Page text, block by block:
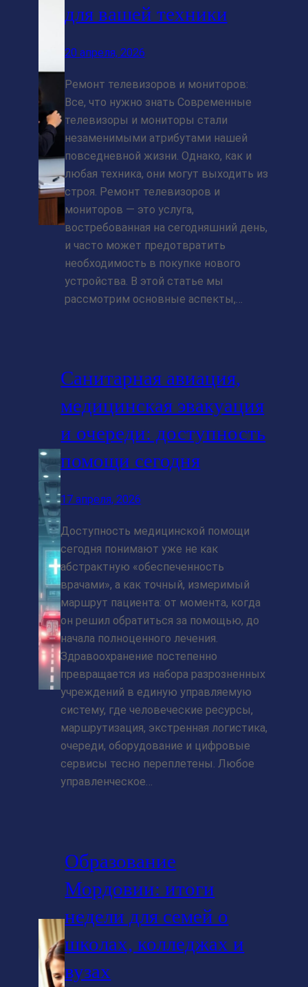
для вашей техники
20 апреля, 2026
Ремонт телевизоров и мониторов:
Все, что нужно знать Современные
телевизоры и мониторы стали
незаменимыми атрибутами нашей
повседневной жизни. Однако, как и
любая техника, они могут выходить из
строя. Ремонт телевизоров и
мониторов — это услуга,
востребованная на сегодняшний день,
и часто может предотвратить
необходимость в покупке нового
устройства. В этой статье мы
рассмотрим основные аспекты,…
Санитарная авиация,
медицинская эвакуация
и очереди: доступность
помощи сегодня
17 апреля, 2026
Доступность медицинской помощи
сегодня понимают уже не как
абстрактную «обеспеченность
врачами», а как точный, измеримый
маршрут пациента: от момента, когда
он решил обратиться за помощью, до
начала полноценного лечения.
Здравоохранение постепенно
превращается из набора разрозненных
учреждений в единую управляемую
систему, где человеческие ресурсы,
маршрутизация, экстренная логистика,
очереди, оборудование и цифровые
сервисы тесно переплетены. Любое
управленческое…
Образование
Мордовии: итоги
недели для семей о
школах, колледжах и
вузах